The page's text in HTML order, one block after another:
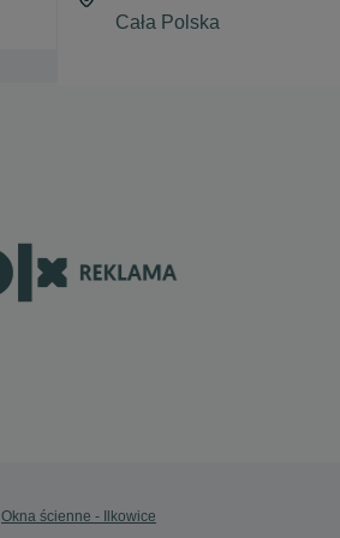
Okna ścienne - Ilkowice